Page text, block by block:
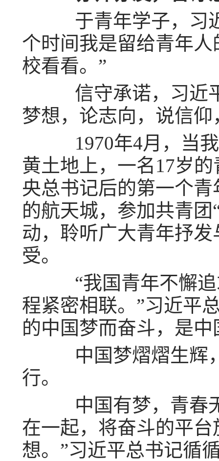
于青年学子，习近
个时间我是留给青年
校看看。”
信守承诺，习近平
梦想，论志向，说信
1970年4月，当我
黄土地上，一名17岁
央总书记后的第一个
的航天城，参加共青
动，聆听广大青年抒
受。
“我国青年不懈追
程紧密相联。”习近平
的中国梦而奋斗，是
中国梦熠熠生辉，
行。
中国有梦，青春无
在一起，将奋斗的平
想。”习近平总书记循